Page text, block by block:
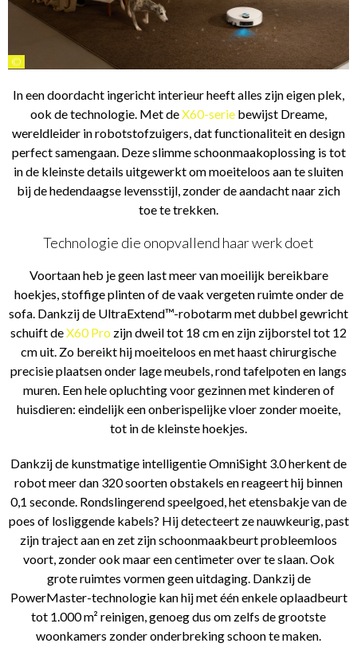
©
In een doordacht ingericht interieur heeft alles zijn eigen plek,
ook de technologie. Met deX60-serie bewijst Dreame,
wereldleider in robotstofzuigers, dat functionaliteit en design
perfect samengaan. Deze slimme schoonmaakoplossing is tot
in de kleinste details uitgewerkt om moeiteloos aan te sluiten
bij de hedendaagse levensstijl, zonder de aandacht naar zich
toe te trekken.
Technologie die onopvallend haar werk doet
Voortaan heb je geen last meer van moeilijk bereikbare
hoekjes, stoffige plinten of de vaak vergeten ruimte onder de
sofa. Dankzij de UltraExtend™-robotarm met dubbel gewricht
schuift deX60 Pro zijn dweil tot 18 cm en zijn zijborstel tot 12
cm uit. Zo bereikt hij moeiteloos en met haast chirurgische
precisie plaatsen onder lage meubels, rond tafelpoten en langs
muren. Een hele opluchting voor gezinnen met kinderen of
huisdieren: eindelijk een onberispelijke vloer zonder moeite,
tot in de kleinste hoekjes.
Dankzij de kunstmatige intelligentie OmniSight 3.0 herkent de
robot meer dan 320 soorten obstakels en reageert hij binnen
0,1 seconde. Rondslingerend speelgoed, het etensbakje van de
poes of losliggende kabels? Hij detecteert ze nauwkeurig, past
zijn traject aan en zet zijn schoonmaakbeurt probleemloos
voort, zonder ook maar een centimeter over te slaan. Ook
grote ruimtes vormen geen uitdaging. Dankzij de
PowerMaster-technologie kan hij met één enkele oplaadbeurt
tot 1.000 m² reinigen, genoeg dus om zelfs de grootste
woonkamers zonder onderbreking schoon te maken.